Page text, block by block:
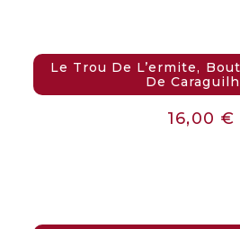
Le Trou De L’ermite,
De
16,00 €